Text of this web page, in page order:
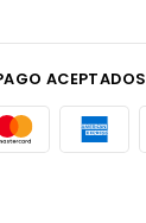
ACEPTADOS